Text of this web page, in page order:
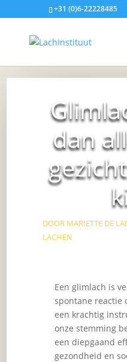
+31 (0)6-22228485
dan
DOOR MARIETTE DE
LACHEN
Een glimlach is
spontane reactie
een krachtig
onze stemming
een diepgaand
gezondheid en